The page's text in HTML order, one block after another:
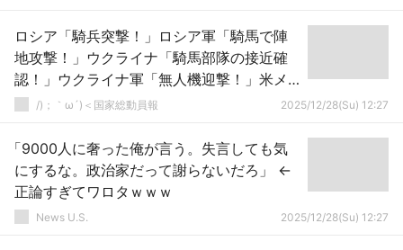
ロシア「騎兵突撃！」ロシア軍「騎馬で陣
地攻撃！」ウクライナ「騎馬部隊の接近確
認！」ウクライナ軍「無人機迎撃！」米メ
ディア「ﾄﾞﾛｰﾝのある第一次大戦(ｳ露戦争」
/)；｀ω´)＜国家総動員報 2025/12/28(Su) 12:27
「9000人に奢った俺が言う。失言しても気
にするな。政治家だって謝らないだろ」 ←
正論すぎてワロタｗｗｗ
News U.S. 2025/12/28(Su) 12:27